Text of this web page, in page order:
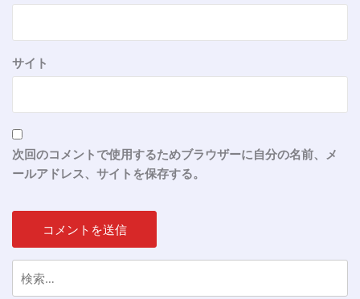
サイト
次回のコメントで使用するためブラウザーに自分の名前、メ
ールアドレス、サイトを保存する。
索: